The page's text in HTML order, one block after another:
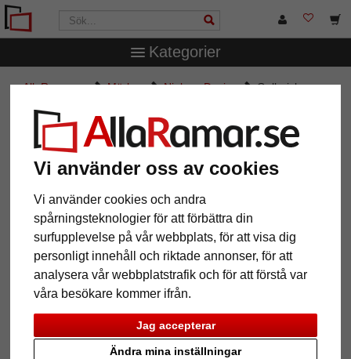
Vi använder oss av cookies
Vi använder cookies och andra
spårningsteknologier för att förbättra din
surfupplevelse på vår webbplats, för att visa dig
personligt innehåll och riktade annonser, för att
analysera vår webbplatstrafik och för att förstå var
våra besökare kommer ifrån.
Jag accepterar
Ändra mina inställningar
Kategorier
AllaRamar.se Märken Nielsen Design
Galleriskena
Galleriskena Economy utan
tillbehör